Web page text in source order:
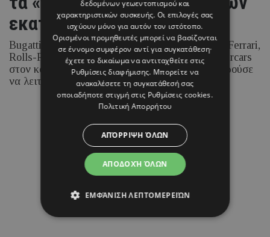
εκατομμυρίων
Bugatti περιορισμένης παραγωγής, συλλεκτικές Ferrari,
Rolls-Royce και μερικά από τα σπανιότερα supercars
στον κόσμο συνθέτουν μία συλλογή που θα μπορούσε
να λειτουργεί ως ιδιωτικό μουσείο αυτοκινήτου.
Μαρία Καραμάνου
δεδομένων γεωεντοπισμού και
χαρακτηριστικών συσκευής. Οι επιλογές σας
ισχύουν μόνο για αυτόν τον ιστότοπο.
Ορισμένοι προμηθευτές μπορεί να βασίζονται
σε έννομο συμφέρον αντί για συγκατάθεση·
έχετε το δικαίωμα να αντιταχθείτε στις
Ρυθμίσεις διαφήμισης. Μπορείτε να
ανακαλέσετε τη συγκατάθεσή σας
οποιαδήποτε στιγμή στις Ρυθμίσεις cookies.
Πολιτική Απορρήτου
ΑΠΟΔΟΧΉ ΌΛΩΝ
ΑΠΌΡΡΙΨΗ ΌΛΩΝ
ΕΜΦΆΝΙΣΗ ΛΕΠΤΟΜΕΡΕΙΏΝ